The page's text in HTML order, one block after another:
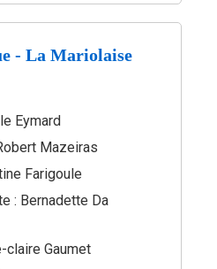
- La Mariolaise
Eymard
Mazeiras
Farigoule
: Bernadette Da
claire Gaumet